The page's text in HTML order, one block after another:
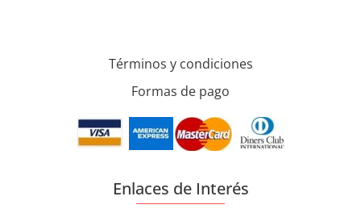
Términos y condiciones
Formas de pago
Enlaces de Interés